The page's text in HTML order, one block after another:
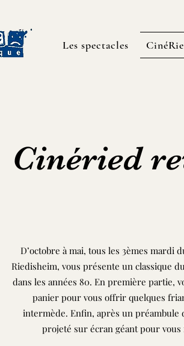
Les spectacles
Cinéried
D’octobre à mai, tous les 3èmes mardi
Riedisheim, vous présente un classique
dans les années 80. En première partie,
panier pour vous offrir quelques
intermède. Enfin, après un
projeté sur écran géant pour vous